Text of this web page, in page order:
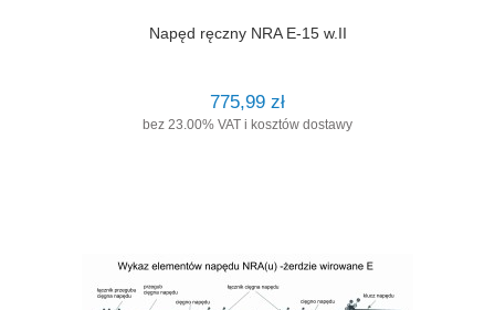
Napęd ręczny NRA E-15 w.II
775,99 zł
bez 23.00% VAT i kosztów dostawy